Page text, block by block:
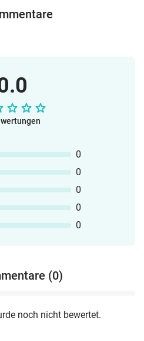
0
0
0
0
0
(0)
noch nicht bewertet.